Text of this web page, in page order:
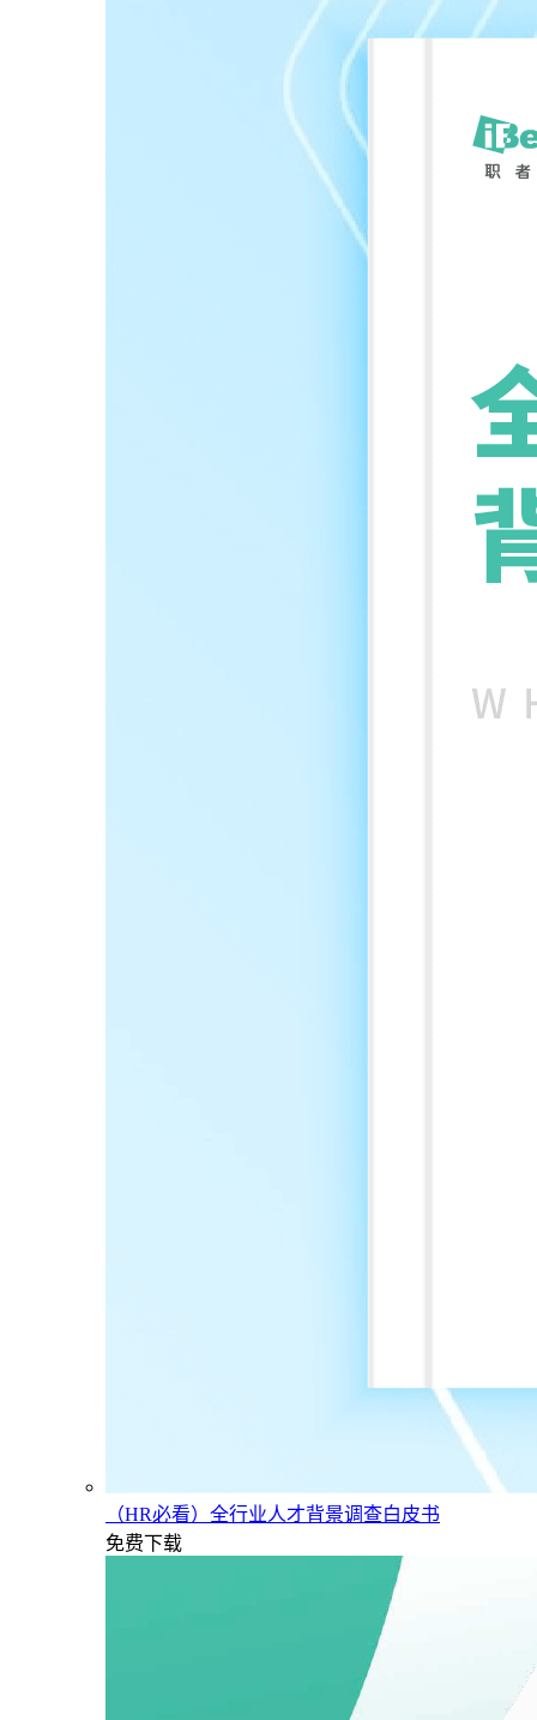
（HR必看）全行业人才背景调查白皮书
免费下载